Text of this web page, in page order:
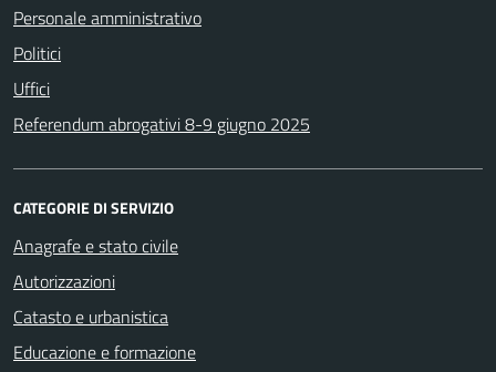
Personale amministrativo
Politici
Uffici
Referendum abrogativi 8-9 giugno 2025
CATEGORIE DI SERVIZIO
Anagrafe e stato civile
Autorizzazioni
Catasto e urbanistica
Educazione e formazione